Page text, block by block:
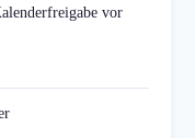
vor